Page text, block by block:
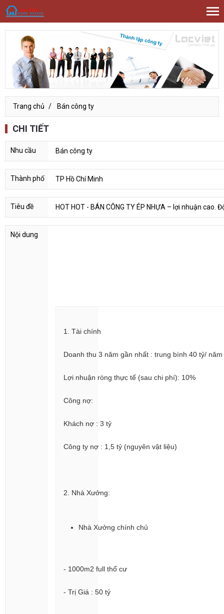
Trang chủ Bán công ty
CHI TIẾT
Bán công ty
TP Hồ Chí Minh
HOT HOT - BÁN CÔNG TY ÉP NHỰA – lợi nhuận cao.
1. Tài chính
Doanh thu 3 năm gần nhất : trung bình 40 tỷ/ năm
Lợi nhuận ròng thực tế (sau chi phí): 10%
Công nợ:
Khách nợ : 3 tỷ
Công ty nợ : 1,5 tỷ (nguyên vật liệu)
2. Nhà Xưởng:
Nhà Xưởng chính chủ
- 1000m2 full thổ cư
- Trị Giá : 50 tỷ